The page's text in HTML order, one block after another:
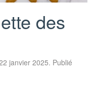
des
janvier 2025. Publié